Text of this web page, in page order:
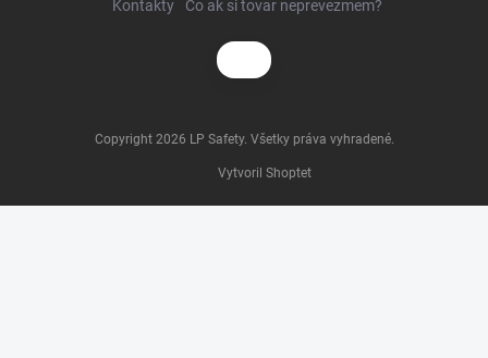
Kontakty
Čo ak si tovar neprevezmem?
Vytvoril Shoptet
Copyright 2026 LP Safety. Všetky práva vyhradené.